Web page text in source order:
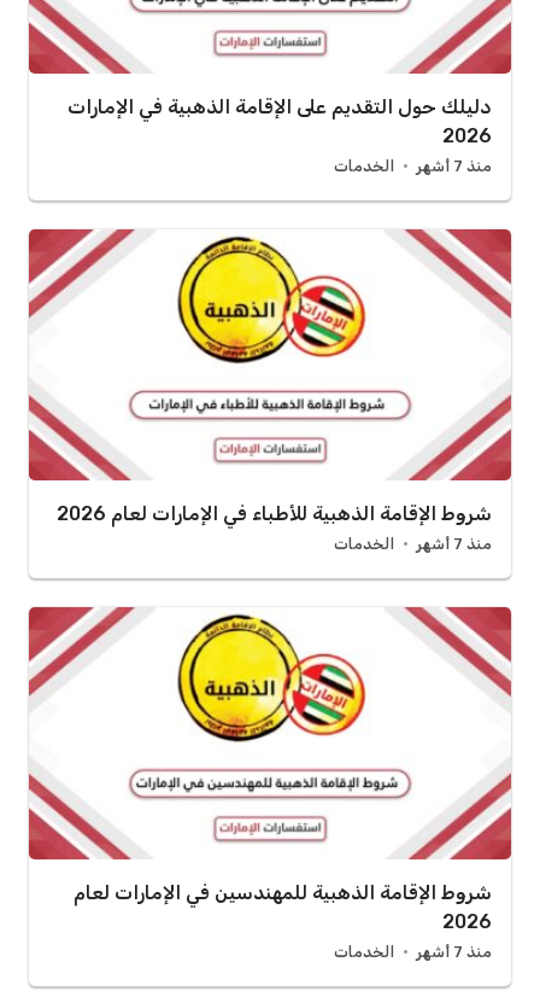
دليلك حول التقديم على الإقامة الذهبية في الإمارات
2026
منذ 7 أشهر الخدمات
شروط الإقامة الذهبية للأطباء في الإمارات لعام 2026
منذ 7 أشهر الخدمات
شروط الإقامة الذهبية للمهندسين في الإمارات لعام
2026
منذ 7 أشهر الخدمات